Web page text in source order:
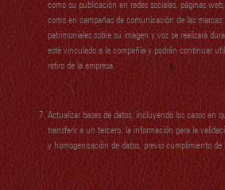
como su publicación en redes sociales, páginas
como en campañas de comunicación de las
patrimoniales sobre su imagen y voz se realizará
esté vinculado a la compañía y podrán continuar
retiro de la empresa.
Actualizar bases de datos, incluyendo los casos en
transferir a un tercero, la información para la
y homogenización de datos, previo cumplimiento de